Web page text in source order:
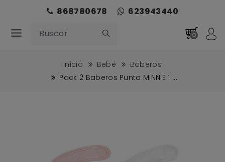
868780678 623943440
0
Inicio Bebé
Baberos
Pack 2 Baberos Punto MINNIE 1 ...